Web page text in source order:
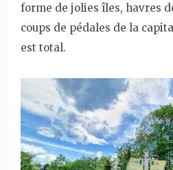
forme de jolies îles, havres
coups de pédales de la
est total.